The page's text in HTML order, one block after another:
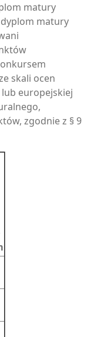
matury
matury
skali ocen
europejskiej
zgodnie z § 9